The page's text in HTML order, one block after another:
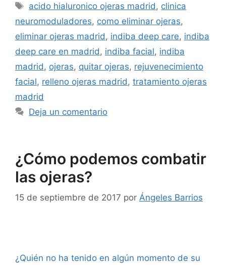
acido hialuronico ojeras madrid , clinica
neuromoduladores, como eliminar ojeras,
eliminar ojeras madrid , indiba deep care, indiba
deep care en madrid , indiba facial, indiba
madrid , ojeras, quitar ojeras, rejuvenecimiento
facial, relleno ojeras madrid , tratamiento ojeras
madrid
Deja un comentario
¿Cómo podemos combatir
las ojeras?
15 de septiembre de 2017 por Ángeles Barrios
¿Quién no ha tenido en algún momento de su